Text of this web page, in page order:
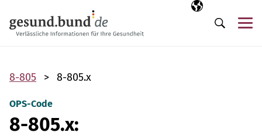
Выбранный
RU
Поиск
8-805 8-805.x
OPS-Code
8-805.x: